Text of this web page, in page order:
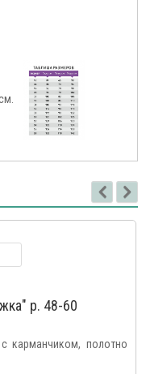
р. 48-60
карманчиком, полотно